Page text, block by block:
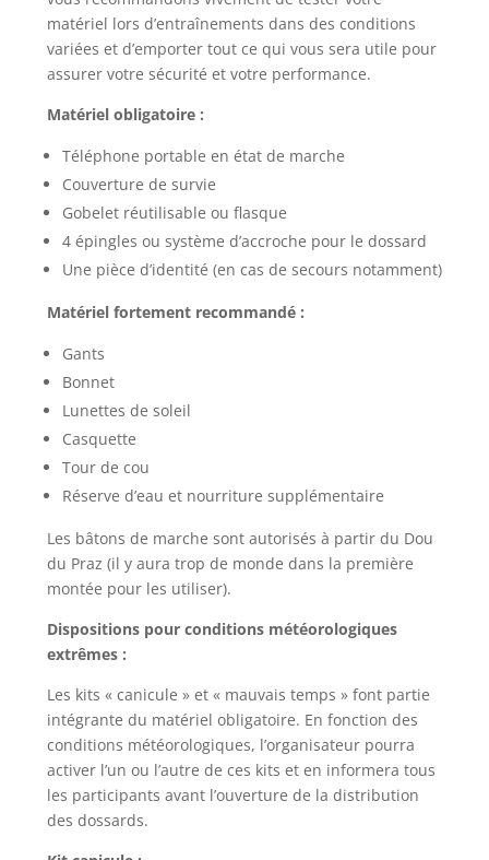
matériel lors d’entraînements dans des conditions
variées et d’emporter tout ce qui vous sera utile pour
assurer votre sécurité et votre performance.
Matériel obligatoire :
Téléphone portable en état de marche
Couverture de survie
Gobelet réutilisable ou flasque
4 épingles ou système d’accroche pour le dossard
Une pièce d’identité (en cas de secours notamment)
Matériel fortement recommandé :
Gants
Bonnet
Lunettes de soleil
Casquette
Tour de cou
Réserve d’eau et nourriture supplémentaire
Les bâtons de marche sont autorisés à partir du Dou
du Praz (il y aura trop de monde dans la première
montée pour les utiliser).
Dispositions pour conditions météorologiques
extrêmes :
Les kits « canicule » et « mauvais temps » font partie
intégrante du matériel obligatoire. En fonction des
conditions météorologiques, l’organisateur pourra
activer l’un ou l’autre de ces kits et en informera tous
les participants avant l’ouverture de la distribution
des dossards.